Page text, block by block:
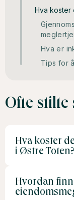
Hva koster
Hva er
Tips for
Ofte stilte
Hva koster
i Østre Toten?
salgsprisen,
Hvordan